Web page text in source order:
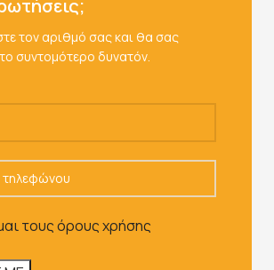
τον αριθμό σας και θα σας
συντομότερο δυνατόν.
τους όρους χρήσης